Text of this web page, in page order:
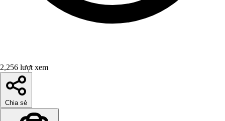
2,256 lượt xem
Chia sẻ